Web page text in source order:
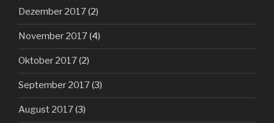
Dezember 2017(2)
November 2017(4)
Oktober 2017(2)
September 2017(3)
August 2017(3)